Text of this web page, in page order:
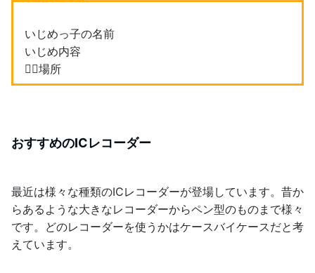
いじめっ子の名前
いじめ内容
場所
おすすめのICレコーダー
最近は様々な種類のICレコーダーが登場しています。昔か
らあるような大きなレコーダーからペン型のものまで様々
です。どのレコーダーを使うかはケースバイケースだと考
えています。